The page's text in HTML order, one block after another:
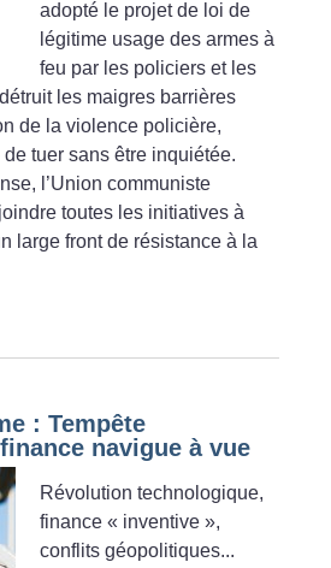
adopté le projet de loi de
légitime usage des armes à
feu par les policiers et les
les maigres barrières
de la violence policière,
tuer sans être inquiétée.
l’Union communiste
toutes les initiatives à
large front de résistance à la
: Tempête
navigue à vue
Révolution technologique,
finance « inventive »,
conflits géopolitiques...